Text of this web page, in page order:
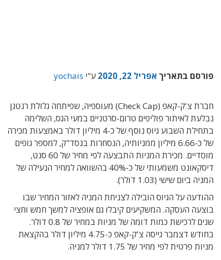
פורסם בתאריך אפריל 22, 2020 ע"י yochais
חברת צ'ק-קאפ (Check Cap) מעוספיה, שפיתחה גלולת רנטגן
נבלעת לאיתור פוליפים טרום-סרטניים במעי הגס, השלימה
בתחילת השבוע גיוס נוסף של כ-4 מיליון דולר באמצעות מכירה
של כ-6.66 מיליון ממניותיה, הנסחרות בנסד"ק, למספר גופים
מוסדיים. מכירת המניות התבצעה לפי מחיר של 60 סנט,
דיסקאונט משמעותי של כ-40% בהשוואה למחיר הנעילה של
המניה ביום שישי (1.03 דולר).
ההודעה על הגיוס הובילה לצניחת המניה לאזור המחיר שבו
בוצעה העסקה. המשקיעים קיבלו גם אופציה למשך חמש וחצי
שנים לרכישת כמות דומה של מניות במחיר של 0.8 דולר.
בחודש דצמבר גייסה צ'ק-קאפ כ-4.75 מיליון דולר בהקצאת
מניות פרטית לפי מחיר של 1.75 דולר למניה.